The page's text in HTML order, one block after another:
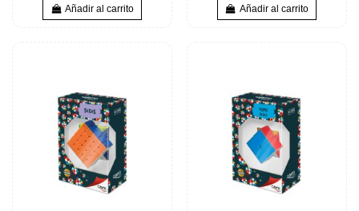
Añadir al carrito Añadir al carrito